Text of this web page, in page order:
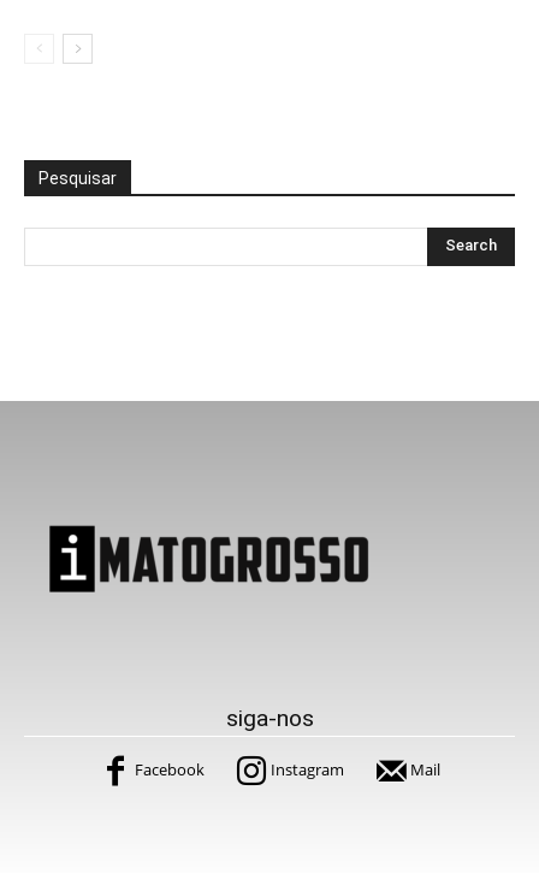
Pesquisar
siga-nos
Facebook Instagram Mail